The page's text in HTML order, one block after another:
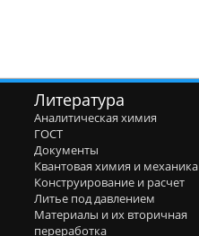
Литература
Аналитическая химия
ГОСТ
Документы
Квантовая химия и механика
Конструирование и расчет
Литье под давлением
Материалы и их вторичная
переработка